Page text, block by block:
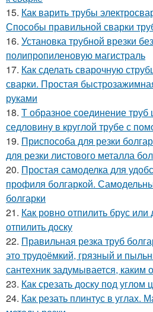
15. Как варить трубы
Способы правильной сварки
16. Установка трубной врезки
полипропиленовую магистраль
17. Как сделать сварочную
сварки. Простая
руками
18. Т образное соединение
седловину в круглой трубе с
19. Приспособа для резки
для резки листового металла
20. Простая самоделка для
профиля болгаркой.
болгарки
21. Как ровно отпилить брус или
отпилить доску
22. Правильная резка труб
это трудоёмкий, грязный и
сантехник задумывается, каким
23. Как срезать доску под углом
24. Как резать плинтус в углах.